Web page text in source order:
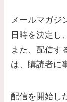
メールマガジ
日時を決定し
また、配信す
は、購読者に
配信を開始し